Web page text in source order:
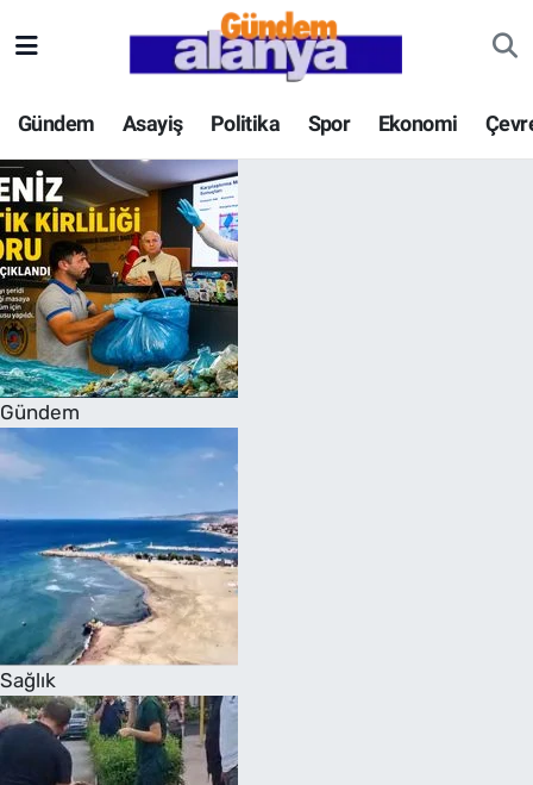
Gündem Asayiş Politika Spor Ekonomi
Gündem
Sağlık